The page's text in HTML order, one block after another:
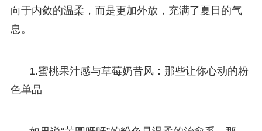
向于内敛的温柔，而是更加外放，充满了夏日的气
息。
1.蜜桃果汁感与草莓奶昔风：那些让你心动的粉
色单品